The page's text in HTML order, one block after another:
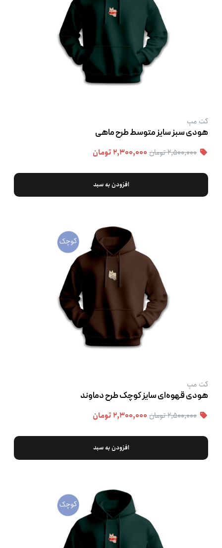
کت‌ مپ
هودی سبز سایز متوسط طرح ماهی
۲,۵۰۰,۰۰۰ تومان ۲,۳۰۰,۰۰۰ تومان
افزودن به سبد
کت‌ مپ
هودی قهوه‌ای سایز کوچک طرح دماوند
۲,۵۰۰,۰۰۰ تومان ۲,۳۰۰,۰۰۰ تومان
افزودن به سبد